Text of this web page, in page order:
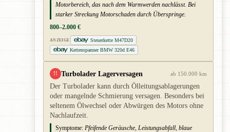
Motorbereich, das nach dem Warmwerden nachlässt. Bei
starker Streckung Motorschaden durch Überspringe.
800–2.000 €
ANZEIGE
Steuerkette M47D20
Kettenspanner BMW 320d E46
!! Turbolader Lagerversagen ab 150.000 km
Der Turbolader kann durch Ölleitungsablagerungen
oder mangelnde Schmierung versagen. Besonders bei
seltenem Ölwechsel oder Abwürgen des Motors ohne
Nachlaufzeit.
Symptome: Pfeifende Geräusche, Leistungsabfall, blaue